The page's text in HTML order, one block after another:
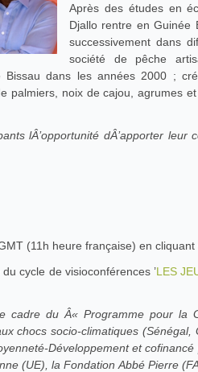
Après des études en
Djallo rentre en Guinée
successivement dans différents secteurs : création
société de pêche
dans les années 2000 ;
palmiers, noix de cajou, agrumes
lÂ’opportunité dÂ’apporter leur
(11h heure française) en
cycle de visioconférences ’LES
cadre du Â« Programme pour la
chocs socio-climatiques (Sénégal,
Développement et cofinancé
(UE), la Fondation Abbé Pierre